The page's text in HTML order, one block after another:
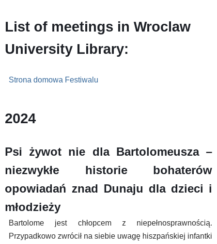
List of meetings in Wroclaw
University Library:
Strona domowa Festiwalu
2024
Psi żywot nie dla Bartolomeusza –
niezwykłe historie bohaterów
opowiadań znad Dunaju dla dzieci i
młodzieży
Bartolome jest chłopcem z niepełnosprawnością.
Przypadkowo zwrócił na siebie uwagę hiszpańskiej infantki